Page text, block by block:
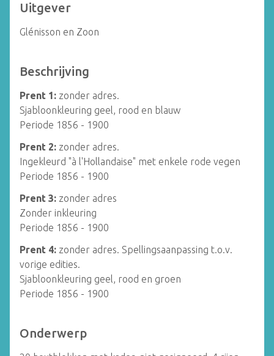
Uitgever
Glénisson en Zoon
Beschrijving
Prent 1: zonder adres.
Sjabloonkleuring geel, rood en blauw
Periode 1856 - 1900
Prent 2: zonder adres.
Ingekleurd "à l'Hollandaise" met enkele rode vegen
Periode 1856 - 1900
Prent 3: zonder adres
Zonder inkleuring
Periode 1856 - 1900
Prent 4: zonder adres. Spellingsaanpassing t.o.v.
vorige edities.
Sjabloonkleuring geel, rood en groen
Periode 1856 - 1900
Onderwerp